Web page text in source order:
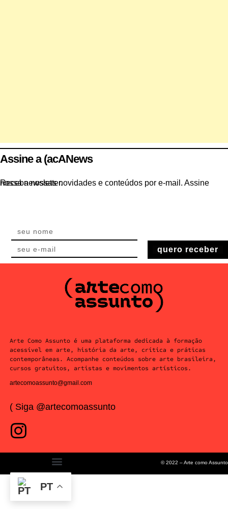
Assine a (acANews
Receba nossas novidades e conteúdos por e-mail. Assine nossa newsletter.
quero receber
Arte Como Assunto é uma plataforma dedicada à formação
acessível em arte, história da arte, crítica e práticas
contemporâneas. Acompanhe conteúdos sobre arte brasileira,
cursos gratuitos, artistas e movimentos artísticos.
artecomoassunto@gmail.com
( Siga @artecomoassunto
© 2022 – Arte como Assunto
PT